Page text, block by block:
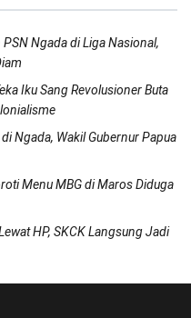
Ngada di Liga Nasional,
Iku Sang Revolusioner Buta
Ngada, Wakil Gubernur Papua
Menu MBG di Maros Diduga
HP, SKCK Langsung Jadi